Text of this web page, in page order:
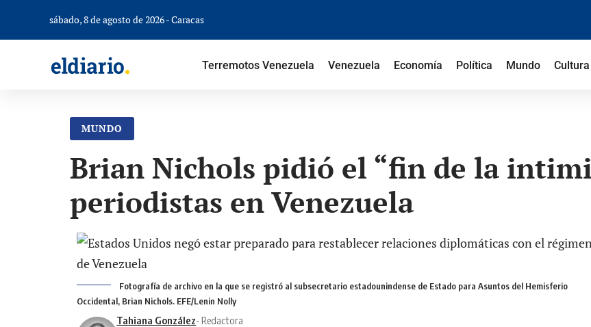
sábado, 8 de agosto de 2026 - Caracas
Terremotos Venezuela Venezuela Economía Política Mundo Cultura
MUNDO
Brian Nichols pidió el “fin de la
periodistas en Venezuela
Fotografía de archivo en la que se registró al subsecretario estadounindense de Estado para Asuntos del Hemisferio
Occidental, Brian Nichols. EFE/Lenin Nolly
Tahiana González- Redactora